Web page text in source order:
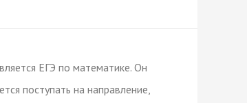
ЕГЭ по математике. Он
поступать на направление,